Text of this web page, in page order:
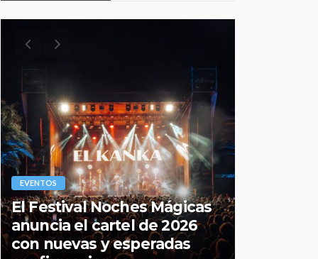
EVENTOS
El Festival Noches Mágicas
anuncia el cartel de 2026
con nuevas y esperadas